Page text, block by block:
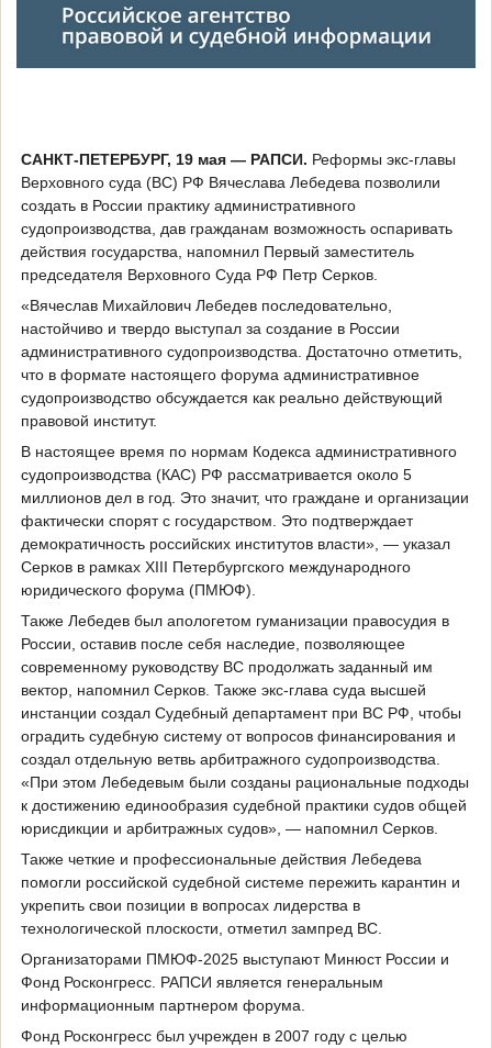
САНКТ-ПЕТЕРБУРГ, 19 мая — РАПСИ. Реформы экс-главы
Верховного суда (ВС) РФ Вячеслава Лебедева позволили
создать в России практику административного
судопроизводства, дав гражданам возможность оспаривать
действия государства, напомнил Первый заместитель
председателя Верховного Суда РФ Петр Серков.
«Вячеслав Михайлович Лебедев последовательно,
настойчиво и твердо выступал за создание в России
административного судопроизводства. Достаточно отметить,
что в формате настоящего форума административное
судопроизводство обсуждается как реально действующий
правовой институт.
В настоящее время по нормам Кодекса административного
судопроизводства (КАС) РФ рассматривается около 5
миллионов дел в год. Это значит, что граждане и организации
фактически спорят с государством. Это подтверждает
демократичность российских институтов власти», — указал
Серков в рамках XIII Петербургского международного
юридического форума (ПМЮФ).
Также Лебедев был апологетом гуманизации правосудия в
России, оставив после себя наследие, позволяющее
современному руководству ВС продолжать заданный им
вектор, напомнил Серков. Также экс-глава суда высшей
инстанции создал Судебный департамент при ВС РФ, чтобы
оградить судебную систему от вопросов финансирования и
создал отдельную ветвь арбитражного судопроизводства.
«При этом Лебедевым были созданы рациональные подходы
к достижению единообразия судебной практики судов общей
юрисдикции и арбитражных судов», — напомнил Серков.
Также четкие и профессиональные действия Лебедева
помогли российской судебной системе пережить карантин и
укрепить свои позиции в вопросах лидерства в
технологической плоскости, отметил зампред ВС.
Организаторами ПМЮФ-2025 выступают Минюст России и
Фонд Росконгресс. РАПСИ является генеральным
информационным партнером форума.
Фонд Росконгресс был учрежден в 2007 году с целью